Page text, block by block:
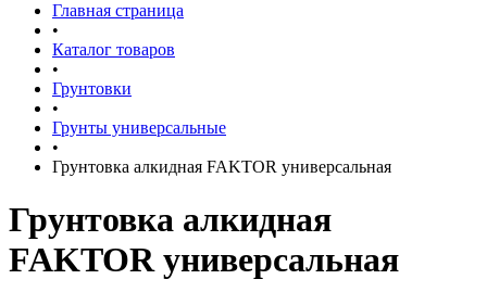
Главная страница
•
Каталог товаров
•
Грунтовки
•
Грунты универсальные
•
Грунтовка алкидная FAKTOR универсальная
Грунтовка алкидная
FAKTOR универсальная